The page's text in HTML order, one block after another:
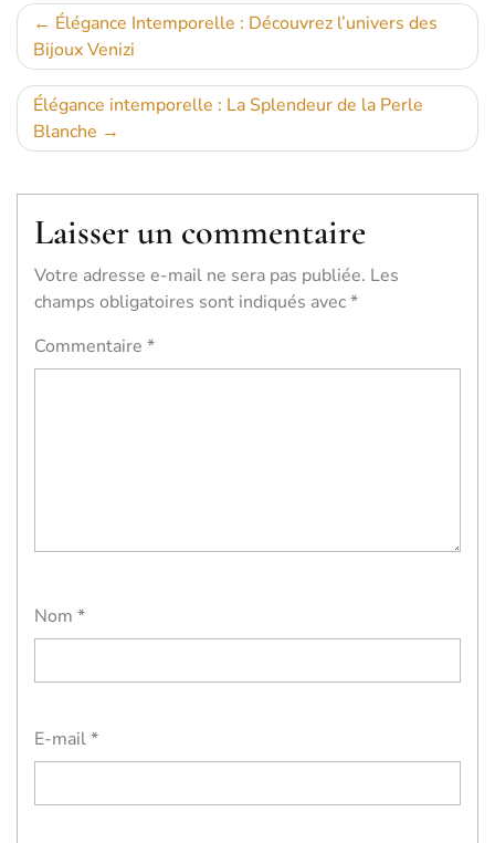
Navigation
de
l’article
Élégance Intemporelle : Découvrez l’univers des
Bijoux Venizi
Élégance intemporelle : La Splendeur de la Perle
Blanche
Laisser un commentaire
Votre adresse e-mail ne sera pas publiée. Les
champs obligatoires sont indiqués avec*
Commentaire *
Nom *
E-mail*